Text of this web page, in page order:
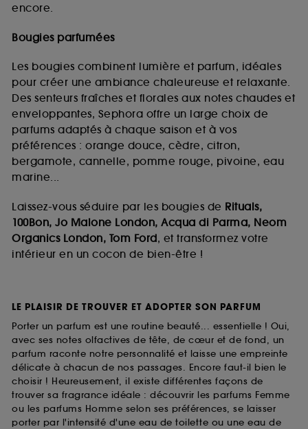
encore.
Bougies parfumées
Les bougies combinent lumière et parfum, idéales
pour créer une ambiance chaleureuse et relaxante.
Des senteurs fraîches et florales aux notes chaudes et
enveloppantes, Sephora offre un large choix de
parfums adaptés à chaque saison et à vos
préférences : orange douce, cèdre, citron,
bergamote, cannelle, pomme rouge, pivoine, eau
marine...
Laissez-vous séduire par les bougies de Rituals,
100Bon, Jo Malone London, Acqua di Parma, Neom
Organics London, Tom Ford, et transformez votre
intérieur en un cocon de bien-être !
LE PLAISIR DE TROUVER ET ADOPTER SON PARFUM
Porter un parfum est une routine beauté... essentielle ! Oui,
avec ses notes olfactives de tête, de cœur et de fond, un
parfum raconte notre personnalité et laisse une empreinte
délicate à chacun de nos passages. Encore faut-il bien le
choisir ! Heureusement, il existe différentes façons de
trouver sa fragrance idéale : découvrir les parfums Femme
ou les parfums Homme selon ses préférences, se laisser
porter par l'intensité d'une eau de toilette ou une eau de